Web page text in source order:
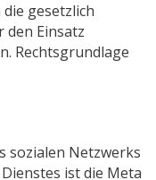
gesetzlich
Einsatz
Rechtsgrundlage
sozialen Netzwerks
ist die Meta